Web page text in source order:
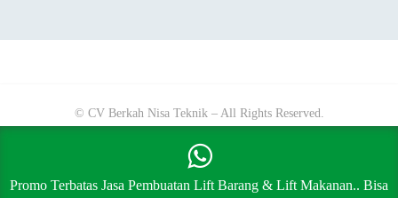
© CV Berkah Nisa Teknik – All Rights Reserved.
Promo Terbatas Jasa Pembuatan Lift Barang & Lift Makanan.. Bisa